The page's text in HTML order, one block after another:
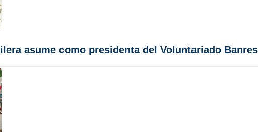
asume como presidenta del Voluntariado